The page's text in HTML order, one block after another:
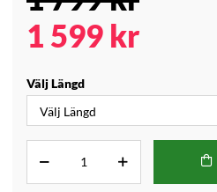
1 599 kr
Välj Längd